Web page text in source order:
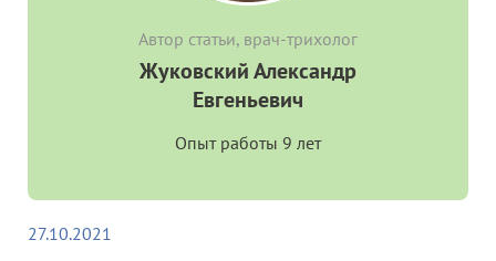
Автор статьи, врач-трихолог
Жуковский Александр
Евгеньевич
Опыт работы 9 лет
27.10.2021